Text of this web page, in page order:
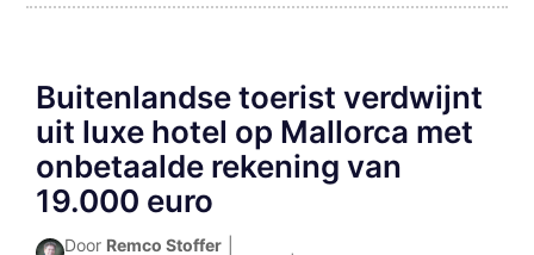
Buitenlandse toerist verdwijnt
uit luxe hotel op Mallorca met
onbetaalde rekening van
19.000 euro
Door Remco Stoffer